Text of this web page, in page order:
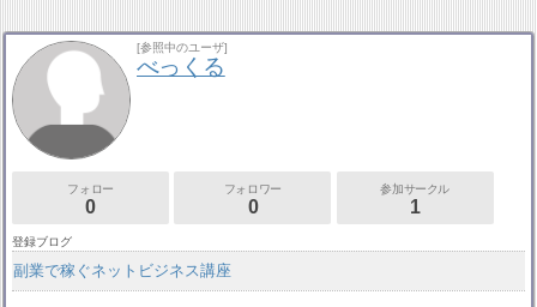
[参照中のユーザ]
べっくる
フォロー
0
フォロワー
0
参加サークル
1
登録ブログ
副業で稼ぐネットビジネス講座